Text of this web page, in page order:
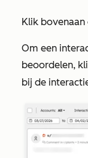
Klik bovenaan
Om een
beoordelen,
bij de